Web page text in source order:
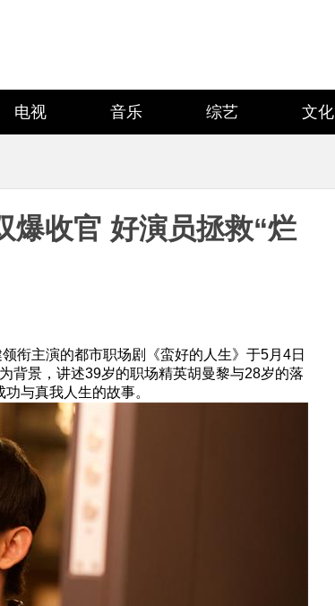
电视 音乐 综艺 文化
爆收官 好演员拯救“烂
衔主演的都市职场剧《蛮好的人生》于5月4日
背景，讲述39岁的职场精英胡曼黎与28岁的落
与真我人生的故事。